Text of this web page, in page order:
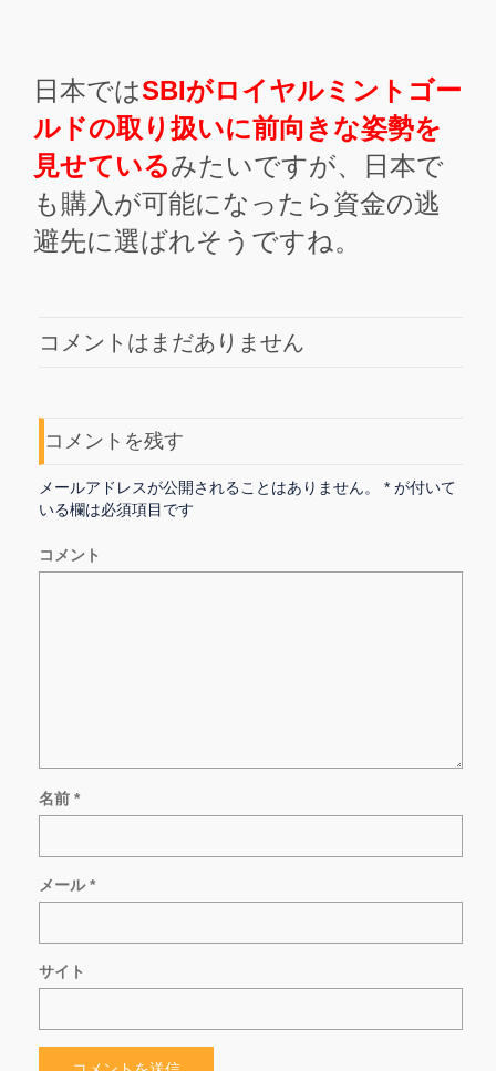
日本ではSBIがロイヤルミントゴー
ルドの取り扱いに前向きな姿勢を
見せているみたいですが、日本で
も購入が可能になったら資金の逃
避先に選ばれそうですね。
コメントはまだありません
コメントを残す
メールアドレスが公開されることはありません。 * が付いて
いる欄は必須項目です
コメント
名前 *
メール*
サイト